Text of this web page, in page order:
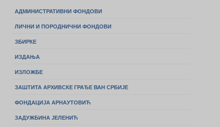
АДМИНИСТРАТИВНИ ФОНДОВИ
ЛИЧНИ И ПОРОДНИЧНИ ФОНДОВИ
ЗБИРКЕ
ИЗДАЊА
ИЗЛОЖБЕ
ЗАШТИТА АРХИВСКЕ ГРАЂЕ ВАН СРБИЈЕ
ФОНДАЦИЈА АРНАУТОВИЋ
ЗАДУЖБИНА ЈЕЛЕНИЋ